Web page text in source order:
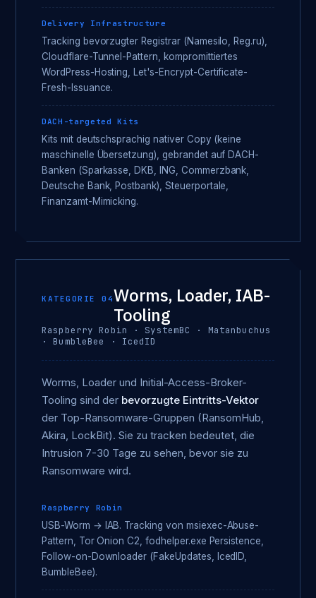
Delivery Infrastructure
Tracking bevorzugter Registrar (Namesilo, Reg.ru),
Cloudflare-Tunnel-Pattern, kompromittiertes
WordPress-Hosting, Let's-Encrypt-Certificate-
Fresh-Issuance.
DACH-targeted Kits
Kits mit deutschsprachig nativer Copy (keine
maschinelle Übersetzung), gebrandet auf DACH-
Banken (Sparkasse, DKB, ING, Commerzbank,
Deutsche Bank, Postbank), Steuerportale,
Finanzamt-Mimicking.
KATEGORIE 04Worms, Loader, IAB-
Tooling
Raspberry Robin · SystemBC · Matanbuchus
· BumbleBee · IcedID
Worms, Loader und Initial-Access-Broker-
Tooling sind der bevorzugte Eintritts-Vektor
der Top-Ransomware-Gruppen (RansomHub,
Akira, LockBit). Sie zu tracken bedeutet, die
Intrusion 7-30 Tage zu sehen, bevor sie zu
Ransomware wird.
Raspberry Robin
USB-Worm → IAB. Tracking von msiexec-Abuse-
Pattern, Tor Onion C2, fodhelper.exe Persistence,
Follow-on-Downloader (FakeUpdates, IcedID,
BumbleBee).